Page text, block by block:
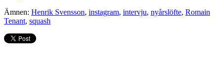
Ämnen: Henrik Svensson, instagram, intervju, nyårslöfte, Romain
Tenant, squash